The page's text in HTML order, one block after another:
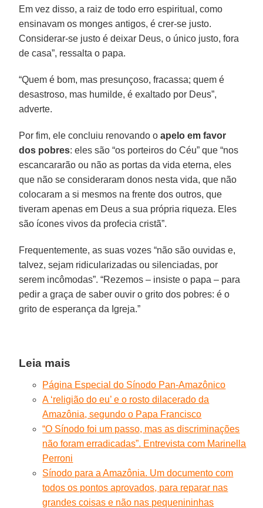
Em vez disso, a raiz de todo erro espiritual, como
ensinavam os monges antigos, é crer-se justo.
Considerar-se justo é deixar Deus, o único justo, fora
de casa”, ressalta o papa.
“Quem é bom, mas presunçoso, fracassa; quem é
desastroso, mas humilde, é exaltado por Deus”,
adverte.
Por fim, ele concluiu renovando oapelo em favor
dos pobres: eles são “os porteiros do Céu” que “nos
escancararão ou não as portas da vida eterna, eles
que não se consideraram donos nesta vida, que não
colocaram a si mesmos na frente dos outros, que
tiveram apenas em Deus a sua própria riqueza. Eles
são ícones vivos da profecia cristã”.
Frequentemente, as suas vozes “não são ouvidas e,
talvez, sejam ridicularizadas ou silenciadas, por
serem incômodas”. “Rezemos – insiste o papa – para
pedir a graça de saber ouvir o grito dos pobres: é o
grito de esperança da Igreja.”
Leia mais
Página Especial do Sínodo Pan-Amazônico
A ‘religião do eu’ e o rosto dilacerado da
Amazônia, segundo o Papa Francisco
“O Sínodo foi um passo, mas as discriminações
não foram erradicadas”. Entrevista com Marinella
Perroni
Sínodo para a Amazônia. Um documento com
todos os pontos aprovados, para reparar nas
grandes coisas e não nas pequenininhas